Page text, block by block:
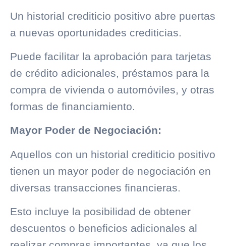
Un historial crediticio positivo abre puertas
a nuevas oportunidades crediticias.
Puede facilitar la aprobación para tarjetas
de crédito adicionales, préstamos para la
compra de vivienda o automóviles, y otras
formas de financiamiento.
Mayor Poder de Negociación:
Aquellos con un historial crediticio positivo
tienen un mayor poder de negociación en
diversas transacciones financieras.
Esto incluye la posibilidad de obtener
descuentos o beneficios adicionales al